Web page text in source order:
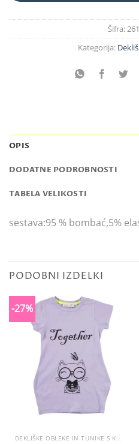
Šifra:
Kategorija:
OPIS
DODATNE PODROBNOSTI
TABELA VELIKOSTI
sestava:95 % bombać,5%
PODOBNI IZDELKI
-27%
DEKLIŠKE OBLEKE IN TUNIKE S KRATKIMI ROKAVI